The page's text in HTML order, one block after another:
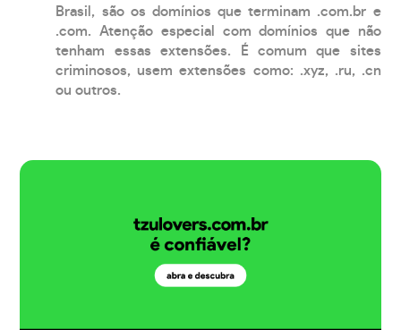
Brasil, são os domínios que terminam .com.br e
.com. Atenção especial com domínios que não
tenham essas extensões. É comum que sites
criminosos, usem extensões como: .xyz, .ru, .cn
ou outros.